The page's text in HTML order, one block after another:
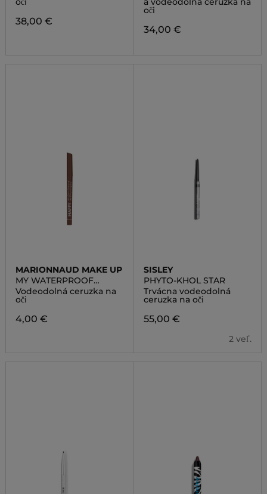
38,00 €
oči
34,00 €
MARIONNAUD MAKE UP
MY WATERPROOF
EYELINER
Vodeodolná ceruzka na
oči
4,00 €
SISLEY
PHYTO-KHOL STAR
Trvácna vodeodolná
ceruzka na oči
55,00 €
2 veľ.